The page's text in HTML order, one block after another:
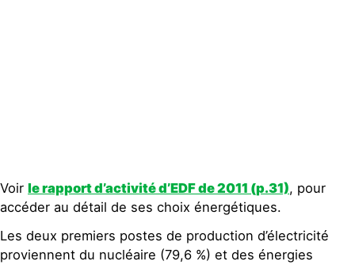
Voir le rapport d’activité d’EDF de 2011 (p.31), pour
accéder au détail de ses choix énergétiques.
Les deux premiers postes de production d’électricité
proviennent du nucléaire (79,6 %) et des énergies